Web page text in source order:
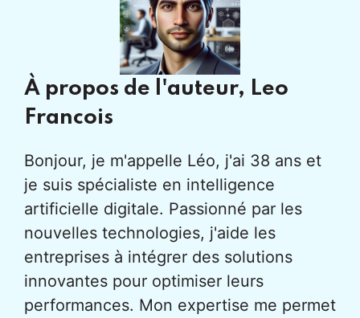
À propos de l'auteur, Leo
Francois
Bonjour, je m'appelle Léo, j'ai 38 ans et
je suis spécialiste en intelligence
artificielle digitale. Passionné par les
nouvelles technologies, j'aide les
entreprises à intégrer des solutions
innovantes pour optimiser leurs
performances. Mon expertise me permet